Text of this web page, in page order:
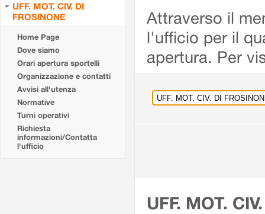
UFF. MOT. CIV. DI
FROSINONE
Home Page
Dove siamo
Orari apertura sportelli
Organizzazione e contatti
Avvisi all'utenza
Normative
Turni operativi
Richiesta
informazioni/Contatta
l'ufficio
Attraverso il
l'ufficio per il
apertura. Per
UFF. MOT.